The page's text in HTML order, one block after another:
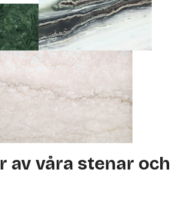
av våra stenar och